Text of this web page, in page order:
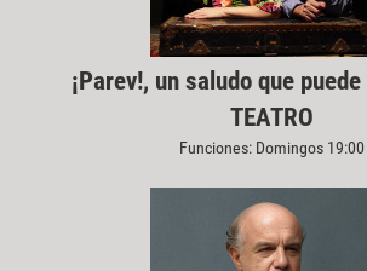
¡Parev!, un saludo que
TEATRO
Funciones: Domingos 19:00